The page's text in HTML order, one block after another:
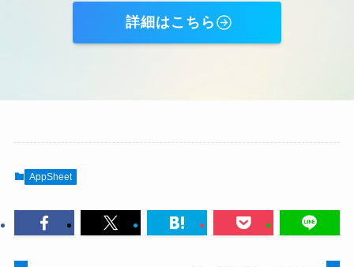
詳細はこちら
AppSheet